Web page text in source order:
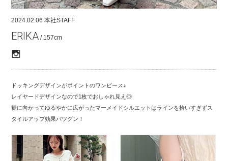
2024.02.06 本社STAFF
ERIKA / 157cm
ドッキングデザインがポイントのワンピース♪
レイヤードデザインなので1枚でおしゃれ見え◎
裾に向かってゆるやかに広がったマーメイドシルエットはラインを拾いすぎずス
タイルアップ効果バツグン！
FOR BUSINESS PARTNER